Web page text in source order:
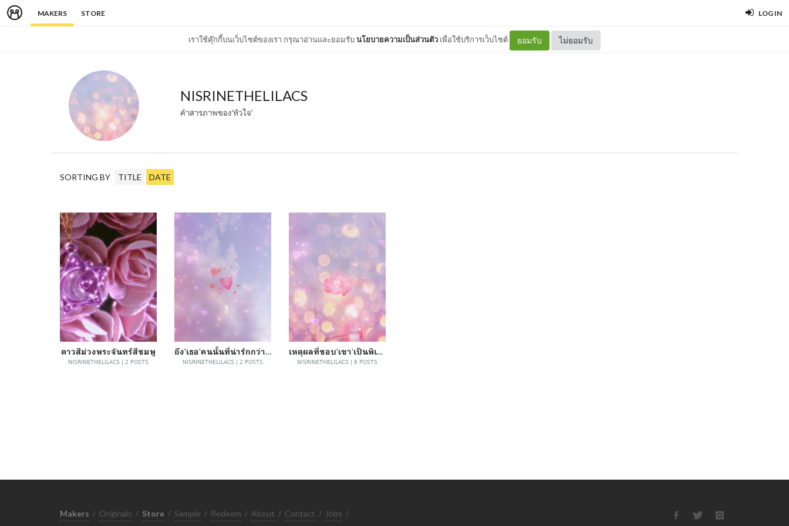
MAKERS STORE LOG IN
เราใช้คุ๊กกี้บนเว็บไซต์ของเรา กรุณาอ่านและยอมรับนโยบายความเป็นส่วนตัว เพื่อใช้บริการเว็บไซต์ ยอมรับ ไม่ยอมรับ
NISRINETHELILACS
คำสารภาพของ’หัวใจ’
SORTING BY TITLE DATE
ดาวสีม่วงพระจันทร์สีชมพู
NISRINETHELILACS | 2 POSTS
ถึง'เธอ'คนนั้นที่น่ารักกว่าใครๆ~
NISRINETHELILACS | 2 POSTS
เหตุผลที่ชอบ’เขา’เป็นพิเศษ~
NISRINETHELILACS | 6 POSTS
Makers / Originals / Store / Sample / Redeem / About / Contact / Jobs /